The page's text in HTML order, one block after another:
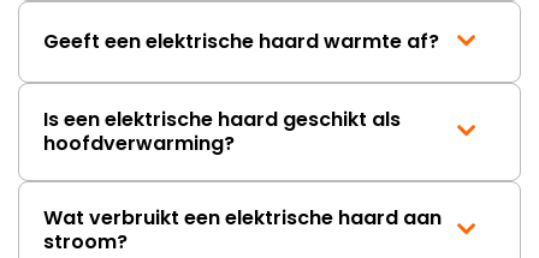
Geeft een elektrische haard warmte af?
Is een elektrische haard geschikt als
hoofdverwarming?
Wat verbruikt een elektrische haard aan
stroom?